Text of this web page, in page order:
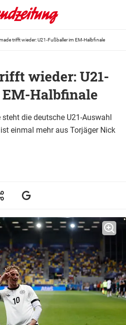
trifft wieder: U21-Fußballer im EM-Halbfinale
wieder: U21-
Halbfinale
die deutsche U21-Auswahl
einmal mehr aus Torjäger Nick